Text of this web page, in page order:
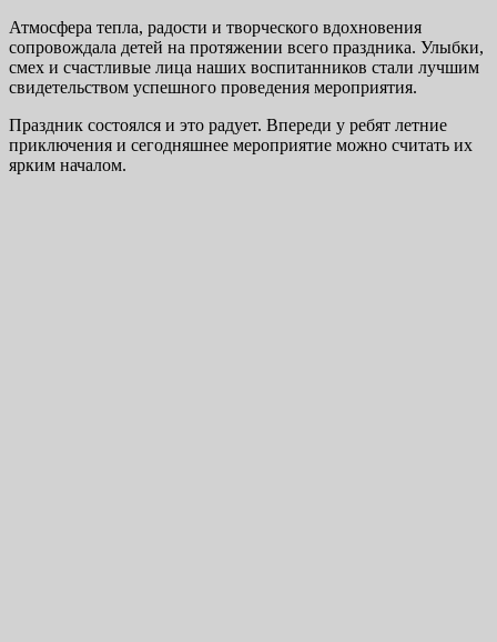
Атмосфера тепла, радости и творческого вдохновения
сопровождала детей на протяжении всего праздника. Улыбки,
смех и счастливые лица наших воспитанников стали лучшим
свидетельством успешного проведения мероприятия.
Праздник состоялся и это радует. Впереди у ребят летние
приключения и сегодняшнее мероприятие можно считать их
ярким началом.